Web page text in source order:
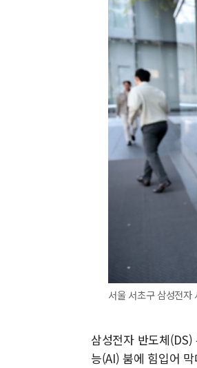
서울 서초구 삼성전
삼성전자 반도체(DS)
능(AI) 붐에 힘입어